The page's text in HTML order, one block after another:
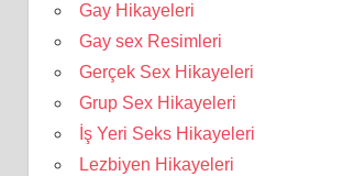
Gay Hikayeleri
Gay sex Resimleri
Gerçek Sex Hikayeleri
Grup Sex Hikayeleri
İş Yeri Seks Hikayeleri
Lezbiyen Hikayeleri